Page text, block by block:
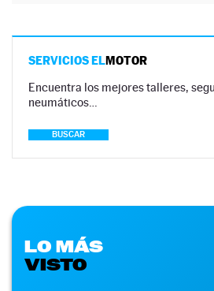
SERVICIOS ELMOTOR
Encuentra los mejores talleres,
neumáticos…
BUSCAR
LO MÁS
VISTO